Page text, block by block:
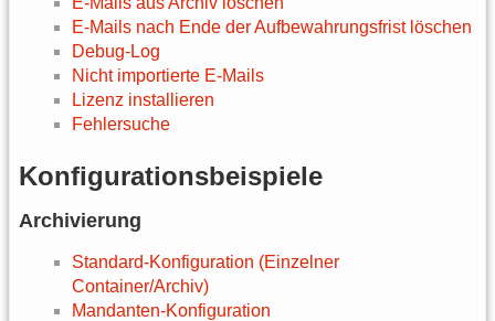
E-Mails nach Ende der Aufbewahrungsfrist löschen
Debug-Log
Nicht importierte E-Mails
Lizenz installieren
Fehlersuche
Konfigurationsbeispiele
Archivierung
Standard-Konfiguration (Einzelner
Container/Archiv)
Mandanten-Konfiguration